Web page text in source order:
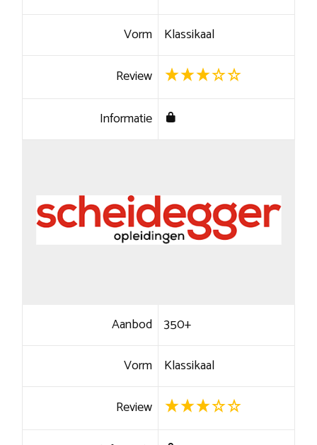
Vorm Klassikaal
Review
Informatie
Aanbod 350+
Vorm Klassikaal
Review